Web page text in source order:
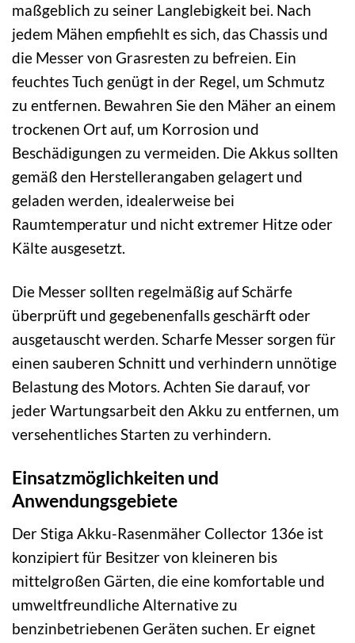
maßgeblich zu seiner Langlebigkeit bei. Nach
jedem Mähen empfiehlt es sich, das Chassis und
die Messer von Grasresten zu befreien. Ein
feuchtes Tuch genügt in der Regel, um Schmutz
zu entfernen. Bewahren Sie den Mäher an einem
trockenen Ort auf, um Korrosion und
Beschädigungen zu vermeiden. Die Akkus sollten
gemäß den Herstellerangaben gelagert und
geladen werden, idealerweise bei
Raumtemperatur und nicht extremer Hitze oder
Kälte ausgesetzt.
Die Messer sollten regelmäßig auf Schärfe
überprüft und gegebenenfalls geschärft oder
ausgetauscht werden. Scharfe Messer sorgen für
einen sauberen Schnitt und verhindern unnötige
Belastung des Motors. Achten Sie darauf, vor
jeder Wartungsarbeit den Akku zu entfernen, um
versehentliches Starten zu verhindern.
Einsatzmöglichkeiten und
Anwendungsgebiete
Der Stiga Akku-Rasenmäher Collector 136e ist
konzipiert für Besitzer von kleineren bis
mittelgroßen Gärten, die eine komfortable und
umweltfreundliche Alternative zu
benzinbetriebenen Geräten suchen. Er eignet